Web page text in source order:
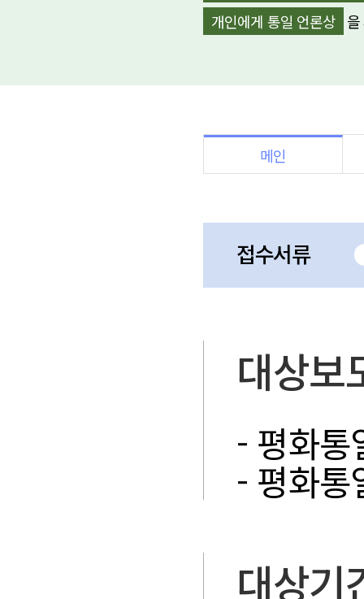
개인에게 통일 언론상
메인
접수서류
대상보
- 평화통
- 평화통
대상기